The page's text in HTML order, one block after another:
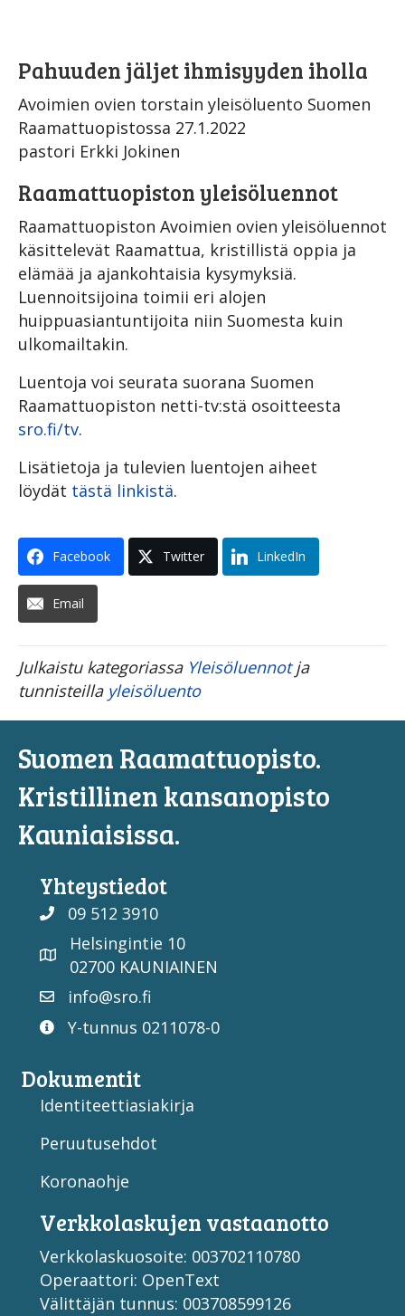
Pahuuden jäljet ihmisyyden iholla
Avoimien ovien torstain yleisöluento Suomen
Raamattuopistossa 27.1.2022
pastori Erkki Jokinen
Raamattuopiston yleisöluennot
Raamattuopiston Avoimien ovien yleisöluennot
käsittelevät Raamattua, kristillistä oppia ja
elämää ja ajankohtaisia kysymyksiä.
Luennoitsijoina toimii eri alojen
huippuasiantuntijoita niin Suomesta kuin
ulkomailtakin.
Luentoja voi seurata suorana Suomen
Raamattuopiston netti-tv:stä osoitteesta
sro.fi/tv.
Lisätietoja ja tulevien luentojen aiheet
löydät tästä linkistä.
Facebook Twitter LinkedIn
Email
Julkaistu kategoriassa Yleisöluennotja
tunnisteilla yleisöluento
Suomen Raamattuopisto.
Kristillinen kansanopisto
Kauniaisissa.
Yhteystiedot
09 512 3910
Helsingintie 10
02700 KAUNIAINEN
info@sro.fi
Y-tunnus 0211078-0
Dokumentit
Identiteettiasiakirja
Peruutusehdot
Koronaohje
Verkko­laskujen vastaan­otto
Verkkolaskuosoite: 003702110780
Operaattori: OpenText
Välittäjän tunnus: 003708599126